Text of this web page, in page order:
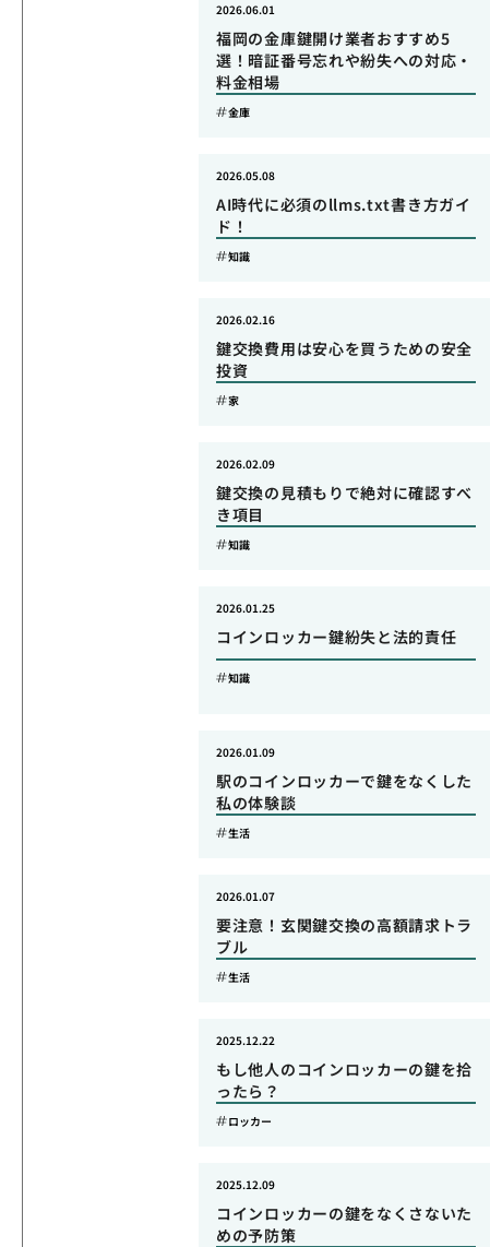
福岡の金庫鍵開け業者おすすめ5
選！暗証番号忘れや紛失への対応・
料金相場
2026.06.01
金庫
AI時代に必須のllms.txt書き方ガイ
ド！
2026.05.08
知識
鍵交換費用は安心を買うための安全
投資
2026.02.16
家
鍵交換の見積もりで絶対に確認すべ
き項目
2026.02.09
知識
コインロッカー鍵紛失と法的責任
2026.01.25
知識
駅のコインロッカーで鍵をなくした
私の体験談
2026.01.09
生活
要注意！玄関鍵交換の高額請求トラ
ブル
2026.01.07
生活
もし他人のコインロッカーの鍵を拾
ったら？
2025.12.22
ロッカー
コインロッカーの鍵をなくさないた
めの予防策
2025.12.09